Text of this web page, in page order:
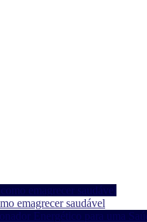
emagrecer saudável